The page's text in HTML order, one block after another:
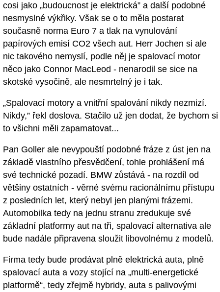
cosi jako „budoucnost je elektrická” a další podobné
nesmyslné výkřiky. Však se o to měla postarat
současně norma Euro 7 a tlak na vynulování
papírových emisí CO2 všech aut. Herr Jochen si ale
nic takového nemyslí, podle něj je spalovací motor
něco jako Connor MacLeod - nenarodil se sice na
skotské vysočině, ale nesmrtelný je i tak.
„Spalovací motory a vnitřní spalování nikdy nezmizí.
Nikdy,” řekl doslova. Stačilo už jen dodat, že bychom si
to všichni měli zapamatovat...
Pan Goller ale nevypouští podobné fráze z úst jen na
základě vlastního přesvědčení, tohle prohlášení má
své technické pozadí. BMW zůstává - na rozdíl od
většiny ostatních - věrné svému racionálnímu přístupu
z posledních let, který nebyl jen planými frázemi.
Automobilka tedy na jednu stranu zredukuje své
základní platformy aut na tři, spalovací alternativa ale
bude nadále připravena sloužit libovolnému z modelů.
Firma tedy bude prodávat plně elektrická auta, plně
spalovací auta a vozy stojící na „multi-energetické
platformě“, tedy zřejmě hybridy, auta s palivovými